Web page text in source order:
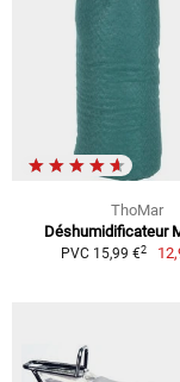
ThoMar
Déshumidificateur
PVC 15,99 €2